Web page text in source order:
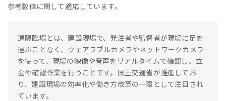
参考数値に関して適応しています。
遠隔臨場とは、建設現場で、発注者や監督者が現場に足を
運ぶことなく、ウェアラブルカメラやネットワークカメラ
を使って、現場の映像や音声をリアルタイムで確認し、立
会や確認作業を行うことです。国土交通省が推進してお
り、建設現場の効率化や働き方改革の一環として注目され
ています。